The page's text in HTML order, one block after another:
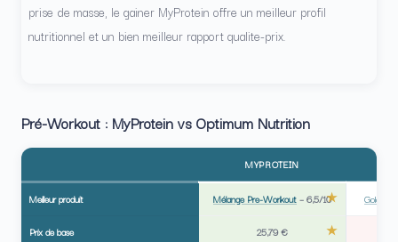
prise de masse, le gainer MyProtein offre un meilleur profil
nutritionnel et un bien meilleur rapport qualite-prix.
Pré-Workout : MyProtein vs Optimum Nutrition
MYPROTEIN
Meilleur produit Mélange Pre-Workout–6,5/10 Gold
Prix de base 25,79 €